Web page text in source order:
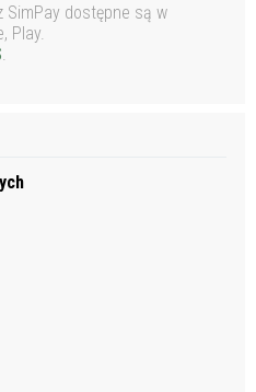
SimPay dostępne są w
Play.
.